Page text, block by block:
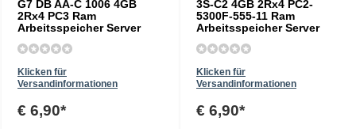
G7 DB AA-C 1006 4GB
2Rx4 PC3 Ram
Arbeitsspeicher Server
Klicken für
Versandinformationen
€ 6,90*
3S-C2 4GB 2Rx4 PC2-
5300F-555-11 Ram
Arbeitsspeicher Server
Klicken für
Versandinformationen
€ 6,90*